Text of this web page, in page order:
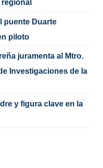
puente Duarte
piloto
juramenta al Mtro.
Investigaciones de la
y figura clave en la